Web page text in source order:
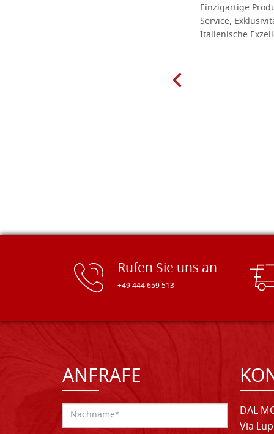
Einzigartige
Service,
Italienische
Rufen Sie uns an
+49 444 659 513
ANFRAFE
DAL
Via